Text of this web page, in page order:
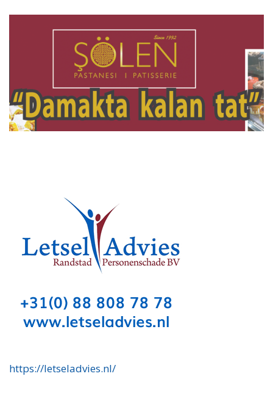
https://letseladvies.nl/